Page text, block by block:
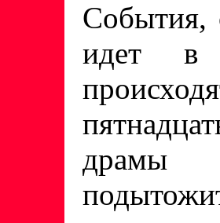
События,
идет в
драмы